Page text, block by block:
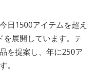
日1500アイテムを超え
を展開しています。テ
を提案し、年に250ア
。